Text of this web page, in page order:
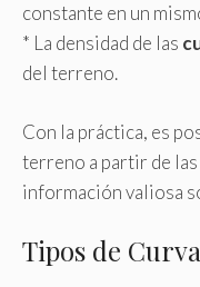
constante en un
* La densidad de las
del terreno.
Con la práctica, es
terreno a partir de las
información valiosa
Tipos de